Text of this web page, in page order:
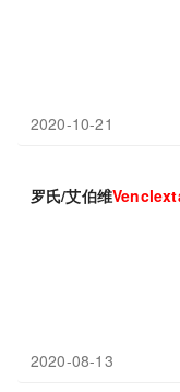
2020-10-21
罗氏/艾伯维
2020-08-13